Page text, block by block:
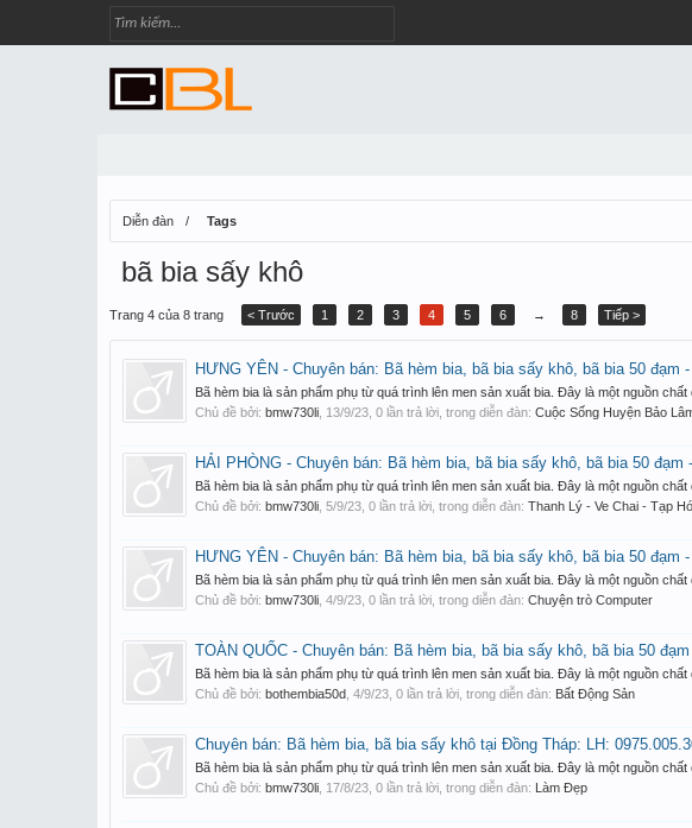
Diễn đàn Tags
bã bia sấy khô
Trang 4 của 8 trang < Trước 1 2 3 4 5 6 → 8 Tiếp >
HƯNG YÊN - Chuyên bán: Bã hèm bia, bã bia sấy khô, bã bia 50 đạm
Bã hèm bia là sản phẩm phụ từ quá trình lên men sản xuất bia. Đây là một nguồn
Chủ đề bởi: bmw730li 13/9/23 , 0 lần trả lời, trong diễn đàn: Cuộc Sống Huyện Bảo
HẢI PHÒNG - Chuyên bán: Bã hèm bia, bã bia sấy khô, bã bia 50 đạm
Bã hèm bia là sản phẩm phụ từ quá trình lên men sản xuất bia. Đây là một nguồn
Chủ đề bởi: bmw730li 5/9/23 , 0 lần trả lời, trong diễn đàn: Thanh Lý - Ve Chai - Tạp
HƯNG YÊN - Chuyên bán: Bã hèm bia, bã bia sấy khô, bã bia 50 đạm
Bã hèm bia là sản phẩm phụ từ quá trình lên men sản xuất bia. Đây là một nguồn
Chủ đề bởi: bmw730li 4/9/23 , 0 lần trả lời, trong diễn đàn: Chuyện trò Computer
TOÀN QUỐC - Chuyên bán: Bã hèm bia, bã bia sấy khô, bã bia 50
Bã hèm bia là sản phẩm phụ từ quá trình lên men sản xuất bia. Đây là một nguồn
Chủ đề bởi: bothembia50d 4/9/23 , 0 lần trả lời, trong diễn đàn: Bất Động Sản
Chuyên bán: Bã hèm bia, bã bia sấy khô tại Đồng Tháp: LH:
Bã hèm bia là sản phẩm phụ từ quá trình lên men sản xuất bia. Đây là một nguồn
Chủ đề bởi: bmw730li 17/8/23 , 0 lần trả lời, trong diễn đàn: Làm Đẹp